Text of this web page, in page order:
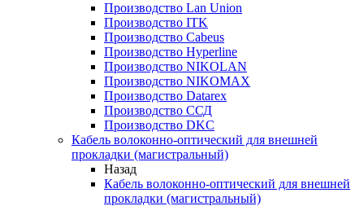
Производство Lan Union
Производство ITK
Производство Cabeus
Производство Hyperline
Производство NIKOLAN
Производство NIKOMAX
Производство Datarex
Производство ССД
Производство DKC
Кабель волоконно-оптический для внешней
прокладки (магистральный)
Назад
Кабель волоконно-оптический для внешней
прокладки (магистральный)